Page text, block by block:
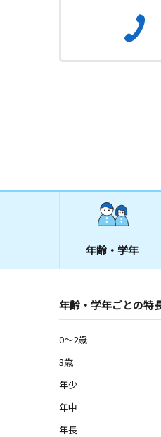
年齢・学年
年齢・学年ごとの特
0～2歳
3歳
年少
年中
年長